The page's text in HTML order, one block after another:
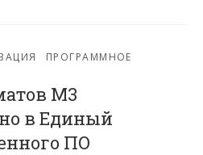
ПРОГРАММНОЕ
M3
в Единый
ПО